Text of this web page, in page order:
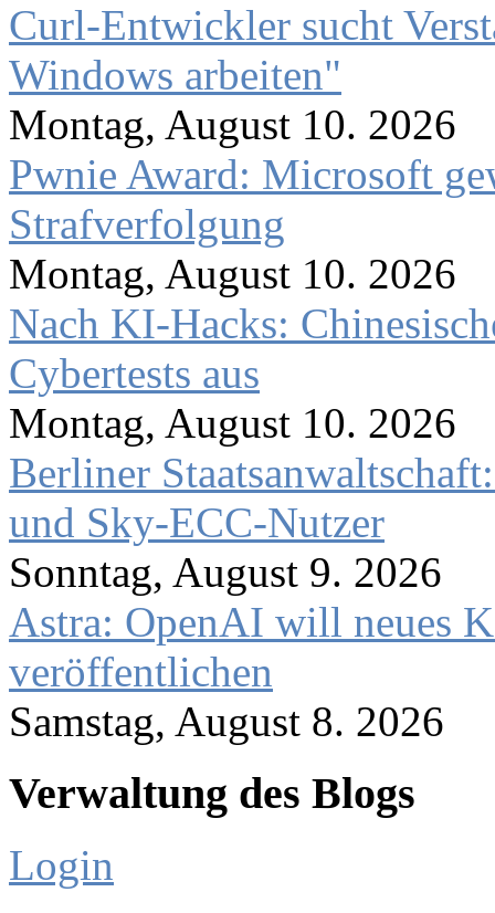
Curl-Entwickler sucht
Windows arbeiten"
Montag, August 10. 2026
Pwnie Award: Microsoft
Strafverfolgung
Montag, August 10. 2026
Nach KI-Hacks:
Cybertests aus
Montag, August 10. 2026
Berliner
und Sky-ECC-Nutzer
Sonntag, August 9. 2026
Astra: OpenAI will neues
veröffentlichen
Samstag, August 8. 2026
Verwaltung des Blogs
Login